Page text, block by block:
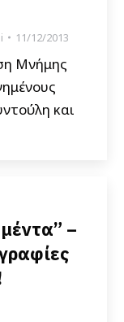
11/12/2013
Μνήμης
και
–